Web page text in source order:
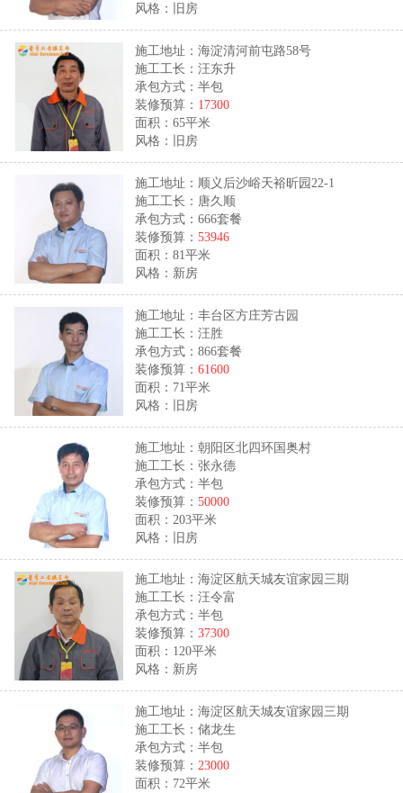
风格：旧房
施工地址：海淀清河前屯路58号
施工工长：汪东升
承包方式：半包
装修预算： 17300
面积：65平米
风格：旧房
施工地址：顺义后沙峪天裕昕园22-1
施工工长：唐久顺
承包方式：666套餐
装修预算：53946
面积：81平米
风格：新房
施工地址：丰台区方庄芳古园
施工工长：汪胜
承包方式：866套餐
装修预算：61600
面积：71平米
风格：旧房
施工地址：朝阳区北四环国奥村
施工工长：张永德
承包方式：半包
装修预算：50000
面积：203平米
风格：旧房
施工地址：海淀区航天城友谊家园三期
施工工长：汪令富
承包方式：半包
装修预算：37300
面积：120平米
风格：新房
施工地址：海淀区航天城友谊家园三期
施工工长：储龙生
承包方式：半包
装修预算：23000
面积：72平米